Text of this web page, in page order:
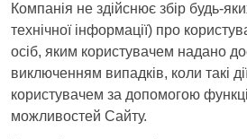
Компанія не здійснює збір будь-
технічної інформації) про
осіб, яким користувачем надано
виключенням випадків, коли такі
користувачем за допомогою
можливостей Сайту.